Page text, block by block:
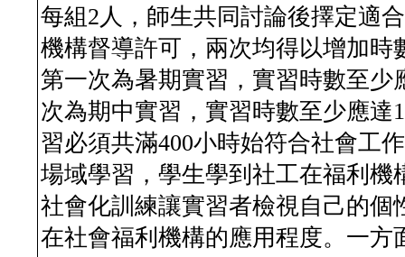
每組2人，師生共同討論後擇定適
機構督導許可，兩次均得以增加時
第一次為暑期實習，實習時數至少
次為期中實習，實習時數至少應達
習必須共滿400小時始符合社會工
場域學習，學生學到社工在福利
社會化訓練讓實習者檢視自己的
在社會福利機構的應用程度。一